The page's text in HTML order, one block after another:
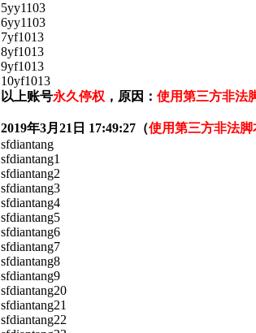
5yy1103
6yy1103
7yf1013
8yf1013
9yf1013
10yf1013
以上账号永久停权 ，原因： 使用第三方非法
2019年3月21日 17:49:27（使用第三方非法
sfdiantang
sfdiantang1
sfdiantang2
sfdiantang3
sfdiantang4
sfdiantang5
sfdiantang6
sfdiantang7
sfdiantang8
sfdiantang9
sfdiantang20
sfdiantang21
sfdiantang22